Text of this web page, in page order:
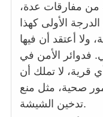
من مفارقات عدة،
الأولى كهذا
ولا أعتقد أن فيها
فدوائر الأمن في
قرية، لا تملك أن
صحية، مثل منع
تدخين الشيشة.